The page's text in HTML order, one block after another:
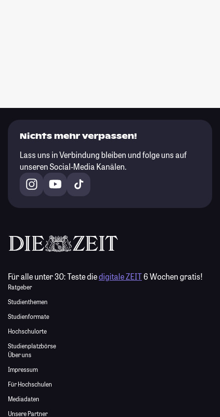
Nichts mehr verpassen!
Lass uns in Verbindung bleiben und folge uns auf
unseren Social-Media Kanälen.
Für alle unter 30:Teste diedigitale ZEIT6 Wochen gratis!
Ratgeber
Studienthemen
Studienformate
Hochschulorte
Studienplatzbörse
Über uns
Impressum
Für Hochschulen
Mediadaten
Unsere Partner